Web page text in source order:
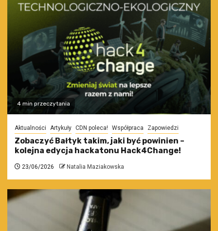
4 min przeczytania
Aktualności Artykuły CDN poleca! Współpraca Zapowiedzi
Zobaczyć Bałtyk takim, jaki być powinien –
kolejna edycja hackatonu Hack4Change!
23/06/2026 Natalia Maziakowska